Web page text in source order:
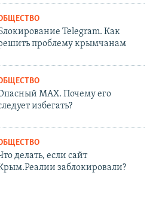
Telegram. Как
проблему крымчанам
MAX. Почему его
избегать?
делать, если сайт
заблокировали?